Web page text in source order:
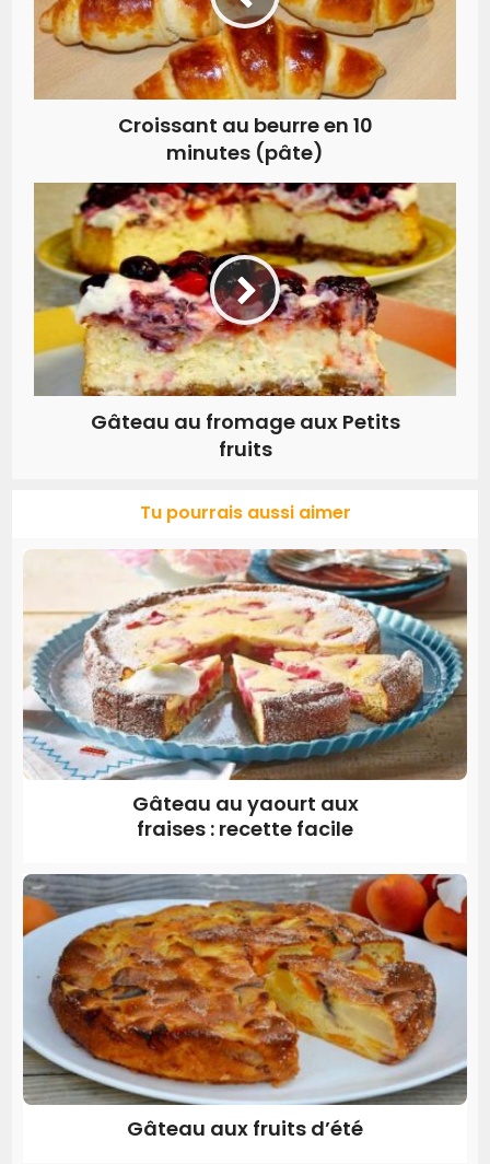
Croissant au beurre en 10
minutes (pâte)
Gâteau au fromage aux Petits
fruits
Tu pourrais aussi aimer
Gâteau au yaourt aux
fraises : recette facile
Gâteau aux fruits d’été